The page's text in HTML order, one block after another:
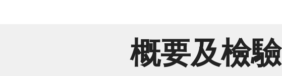
概要及檢驗